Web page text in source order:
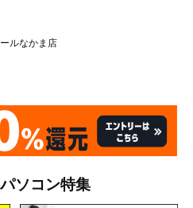
ルなかま店
ソコン特集